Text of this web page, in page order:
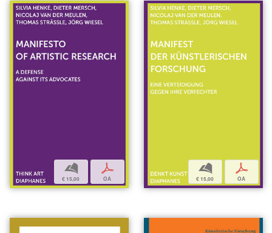
b
€ 15,00
p
OA
b
€ 15,00
p
OA